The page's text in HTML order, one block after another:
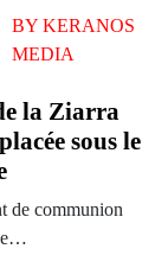
BYKERANOS
MEDIA
la Ziarra
sous le
de communion